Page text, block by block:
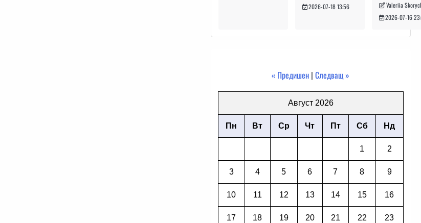
2026-07-18 13:56
Valeriia
2026-07-16
« Предишен |Следващ »
Август 2026
Пн Вт Ср Чт Пт Сб Нд
1 2
3 4 5 6 7 8 9
10 11 12 13 14 15 16
17 18 19 20 21 22 23